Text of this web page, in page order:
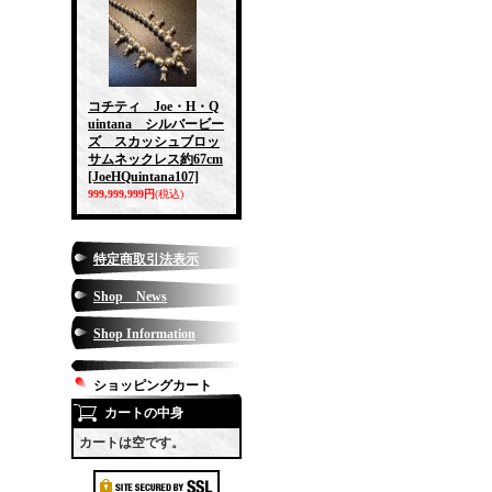
コチティ Joe・H・Q
uintana シルバービー
ズ スカッシュブロッ
サムネックレス約67cm
[JoeHQuintana107]
999,999,999円(税込)
特定商取引法表示
Shop News
Shop Information
ショッピングカート
カートの中身
カートは空です。